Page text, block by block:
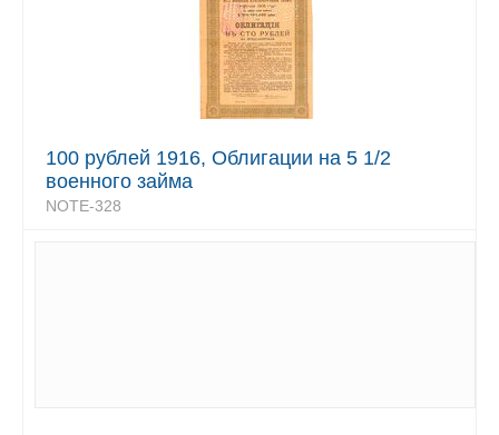
100 рублей 1916, Облигации на 5 1/2
военного займа
NOTE-328